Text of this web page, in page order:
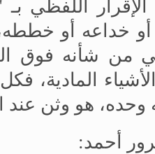
اللفظي
خداعه أو
من شأنه فوق
الأشياء
هو وثن عند
أحمد: